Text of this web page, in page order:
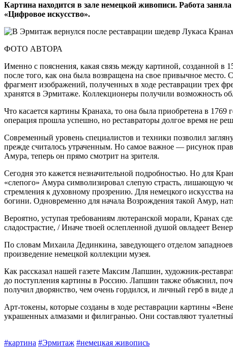
Картина находится в зале немецкой живописи. Работа
«Цифровое искусство».
ФОТО АВТОРА
Именно с пояснения, какая связь между картиной, созданной
после того, как она была возвращена на свое привычное
фрагмент изображений, полученных в ходе реставрации трех
хранятся в Эрмитаже. Коллекционеры получили возможность
Что касается картины Кранаха, то она была приобретена в
операция прошла успешно, но реставраторы долгое время не
Современный уровень специалис­тов и техники позволил
прежде считалось утраченным. Но самое важное — рисунок
Амура, теперь он прямо смотрит на зрителя.
Сегодня это кажется незначительной подробностью. Но для
«слепого» Амура символизировал слепую страсть, лишающую
стремления к духовному прозрению. Для немецкого искусства
богини. Одновременно для начала Возрождения такой Амур,
Вероятно, уступая требованиям лютеранской морали, Кранах
сладострастие, / Иначе твоей ослепленной душой овладеет
По словам Михаила Дединкина, заведующего отделом
произведение немецкой коллекции музея.
Как рассказал нашей газете Максим Лапшин, художник-
до поступления картины в Россию. Лапшин также объяснил,
получил дворянство, чем очень гордился, и личный герб в виде
Арт-токены, которые созданы в ходе реставрации картины
украшенных алмазами и филигранью. Они составляют
#картина #Эрмитаж #немецкая живопись